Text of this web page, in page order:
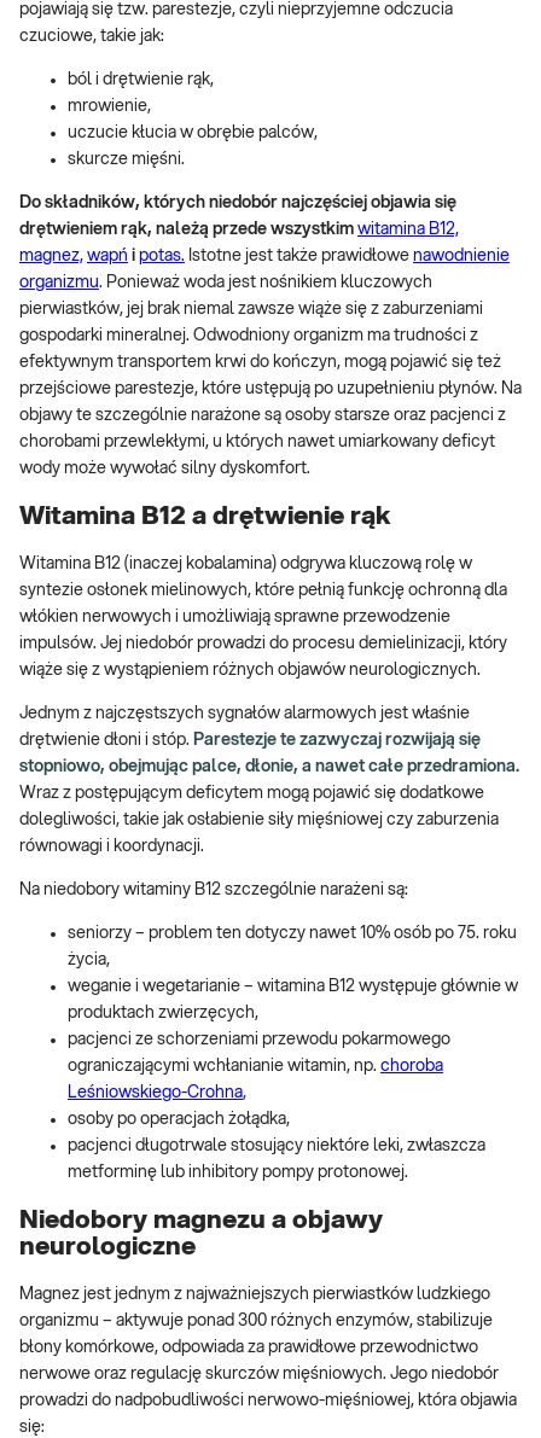
pojawiają się tzw. parestezje, czyli nieprzyjemne odczucia
czuciowe, takie jak:
ból i drętwienie rąk,
mrowienie,
uczucie kłucia w obrębie palców,
skurcze mięśni.
Do składników, których niedobór najczęściej objawia się
drętwieniem rąk, należą przede wszystkim witamina B12,
magnez, wapń i potas. Istotne jest także prawidłowe nawodnienie
organizmu. Ponieważ woda jest nośnikiem kluczowych
pierwiastków, jej brak niemal zawsze wiąże się z zaburzeniami
gospodarki mineralnej. Odwodniony organizm ma trudności z
efektywnym transportem krwi do kończyn, mogą pojawić się też
przejściowe parestezje, które ustępują po uzupełnieniu płynów. Na
objawy te szczególnie narażone są osoby starsze oraz pacjenci z
chorobami przewlekłymi, u których nawet umiarkowany deficyt
wody może wywołać silny dyskomfort.
Witamina B12 a drętwienie rąk
Witamina B12 (inaczej kobalamina) odgrywa kluczową rolę w
syntezie osłonek mielinowych, które pełnią funkcję ochronną dla
włókien nerwowych i umożliwiają sprawne przewodzenie
impulsów. Jej niedobór prowadzi do procesu demielinizacji, który
wiąże się z wystąpieniem różnych objawów neurologicznych.
Jednym z najczęstszych sygnałów alarmowych jest właśnie
drętwienie dłoni i stóp. Parestezje te zazwyczaj rozwijają się
stopniowo, obejmując palce, dłonie, a nawet całe przedramiona.
Wraz z postępującym deficytem mogą pojawić się dodatkowe
dolegliwości, takie jak osłabienie siły mięśniowej czy zaburzenia
równowagi i koordynacji.
Na niedobory witaminy B12 szczególnie narażeni są:
seniorzy – problem ten dotyczy nawet 10% osób po 75. roku
życia,
weganie i wegetarianie – witamina B12 występuje głównie w
produktach zwierzęcych,
pacjenci ze schorzeniami przewodu pokarmowego
ograniczającymi wchłanianie witamin, np. choroba
Leśniowskiego-Crohna,
osoby po operacjach żołądka,
pacjenci długotrwale stosujący niektóre leki, zwłaszcza
metforminę lub inhibitory pompy protonowej.
Niedobory magnezu a objawy
neurologiczne
Magnez jest jednym z najważniejszych pierwiastków ludzkiego
organizmu – aktywuje ponad 300 różnych enzymów, stabilizuje
błony komórkowe, odpowiada za prawidłowe przewodnictwo
nerwowe oraz regulację skurczów mięśniowych. Jego niedobór
prowadzi do nadpobudliwości nerwowo-mięśniowej, która objawia
się: